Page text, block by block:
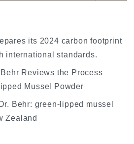
its 2024 carbon footprint
international standards.
Reviews the Process
Mussel Powder
Behr: green-lipped mussel
Zealand